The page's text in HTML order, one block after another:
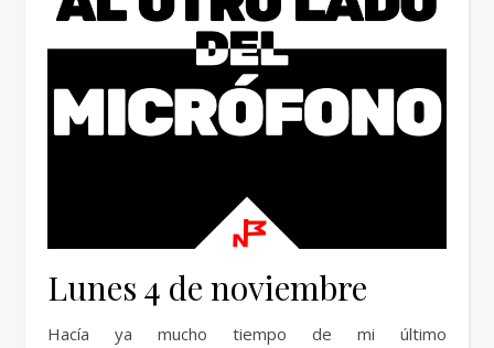
Lunes 4 de noviembre
Hacía ya mucho tiempo de mi último